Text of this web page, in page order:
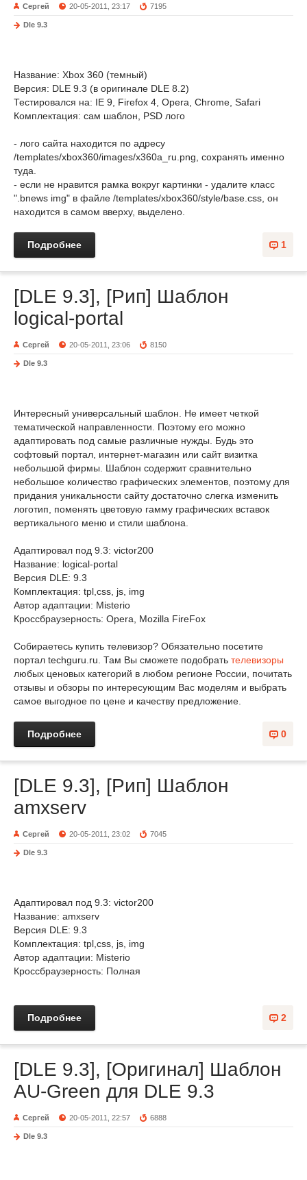
Сергей 20-05-2011, 23:17 7195
Dle 9.3
Название: Xbox 360 (темный)
Версия: DLE 9.3 (в оригинале DLE 8.2)
Тестировался на: IE 9, Firefox 4, Opera, Chrome, Safari
Комплектация: сам шаблон, PSD лого
- лого сайта находится по адресу
/templates/xbox360/images/x360a_ru.png, сохранять именно
туда.
- если не нравится рамка вокруг картинки - удалите класс
".bnews img" в файле /templates/xbox360/style/base.css, он
находится в самом вверху, выделено.
1
Подробнее
[DLE 9.3], [Рип] Шаблон
logical-portal
Сергей 20-05-2011, 23:06 8150
Dle 9.3
Интересный универсальный шаблон. Не имеет четкой
тематической направленности. Поэтому его можно
адаптировать под самые различные нужды. Будь это
софтовый портал, интернет-магазин или сайт визитка
небольшой фирмы. Шаблон содержит сравнительно
небольшое количество графических элементов, поэтому для
придания уникальности сайту достаточно слегка изменить
логотип, поменять цветовую гамму графических вставок
вертикального меню и стили шаблона.
Адаптировал под 9.3: victor200
Название: logical-portal
Версия DLE: 9.3
Комплектация: tpl,css, js, img
Автор адаптации: Misterio
Кроссбраузерность: Opera, Mozilla FireFox
Собираетесь купить телевизор? Обязательно посетите
портал techguru.ru. Там Вы сможете подобрать телевизоры
любых ценовых категорий в любом регионе России, почитать
отзывы и обзоры по интересующим Вас моделям и выбрать
самое выгодное по цене и качеству предложение.
0
Подробнее
[DLE 9.3], [Рип] Шаблон
amxserv
Сергей 20-05-2011, 23:02 7045
Dle 9.3
Адаптировал под 9.3: victor200
Название: amxserv
Версия DLE: 9.3
Комплектация: tpl,css, js, img
Автор адаптации: Misterio
Кроссбраузерность: Полная
2
Подробнее
[DLE 9.3], [Оригинал] Шаблон
AU-Green для DLE 9.3
Сергей 20-05-2011, 22:57 6888
Dle 9.3